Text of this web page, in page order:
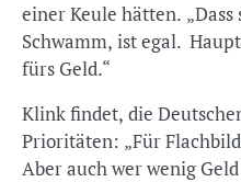
einer Keule hätten.
Schwamm, ist egal.
fürs Geld.“
Klink findet, die
Prioritäten: „Für
Aber auch wer wenig